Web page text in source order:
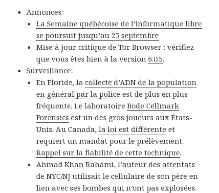
Annonces:
La Semaine québécoise de l’informatique libre
se poursuit jusqu’au 25 septembre
Mise à jour critique de Tor Browser : vérifiez
que vous êtes bien à la version6.0.5.
Surveillance:
En Floride, lacollecte d’ADN de la population
en général par la police est de plus en plus
fréquente. Le laboratoireBode Cellmark
Forensics est un des gros joueurs aux États-
Unis. Au Canada,la loi est différente et
requiert un mandat pour le prélèvement.
Rappel sur la fiabilité de cette technique.
Ahmad Khan Rahami, l’auteur des attentats
de NYC/NJ utilisaitle cellulaire de son père en
lien avec ses bombes qui n’ont pas explosées.